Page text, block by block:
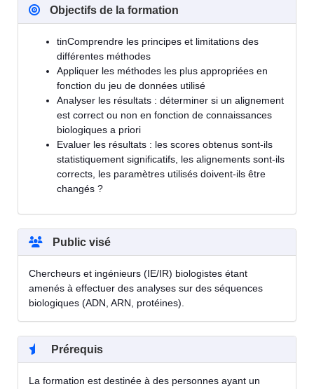
Objectifs de la formation
tinComprendre les principes et limitations des
différentes méthodes
Appliquer les méthodes les plus appropriées en
fonction du jeu de données utilisé
Analyser les résultats : déterminer si un alignement
est correct ou non en fonction de connaissances
biologiques a priori
Evaluer les résultats : les scores obtenus sont-ils
statistiquement significatifs, les alignements sont-ils
corrects, les paramètres utilisés doivent-ils être
changés ?
Public visé
Chercheurs et ingénieurs (IE/IR) biologistes étant
amenés à effectuer des analyses sur des séquences
biologiques (ADN, ARN, protéines).
Prérequis
La formation est destinée à des personnes ayant un